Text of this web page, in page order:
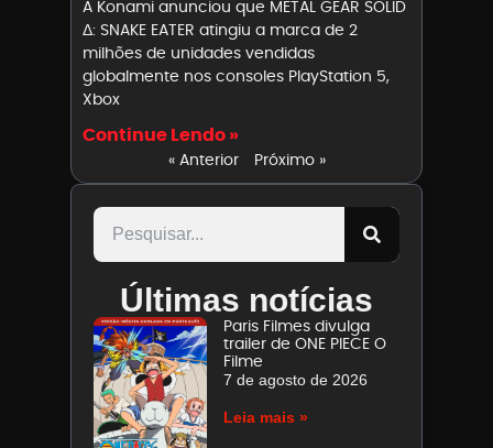
A Konami anunciou que METAL GEAR SOLID
Δ: SNAKE EATER atingiu a marca de 2
milhões de unidades vendidas
globalmente nos consoles PlayStation 5,
Xbox
Continue Lendo »
« Anterior Próximo »
Últimas notícias
Paris Filmes divulga
trailer de ONE PIECE O
Filme
7 de agosto de 2026
Leia mais »